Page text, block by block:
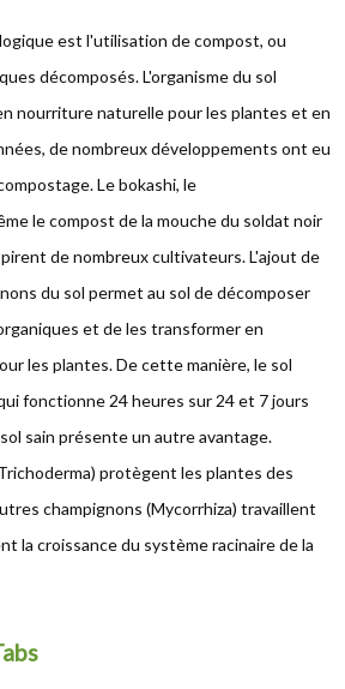
est l'utilisation de compost, ou
décomposés. L'organisme du sol
nourriture naturelle pour les plantes et en
de nombreux développements ont eu
Le bokashi, le
le compost de la mouche du soldat noir
de nombreux cultivateurs. L'ajout de
du sol permet au sol de décomposer
et de les transformer en
les plantes. De cette manière, le sol
fonctionne 24 heures sur 24 et 7 jours
sain présente un autre avantage.
protègent les plantes des
champignons (Mycorrhiza) travaillent
la croissance du système racinaire de la